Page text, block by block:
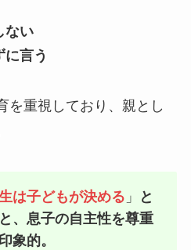
ない
言う
を重視しており、親とし
は子どもが決める 」
と
、息子の自主性を尊重
象的。